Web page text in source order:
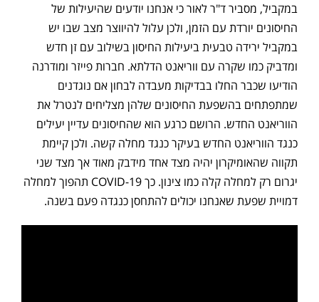
במקביל, מסביר ד"ר לאור כי אנחנו יודעים שהיעילות של
החיסונים יורדת עם הזמן, ולכן עלול להיווצר מצב שבו יש
במקביל ירידה טבעית ביעילות החיסון בשילוב עם זן חדש
ומדביק כמו שקרה עם ווריאנט הדלתא. חברות פייזר ומודרנה
הודיעו שכבר החלו בבדיקות מעבדה לבחון אם נוגדנים
שמתפתחים בהשפעת החיסונים שלהן מצליחים לנטרל את
הווריאנט החדש. הרושם כרגע הוא שהחיסונים עדיין יעילים
כנגד הווריאנט החדש בעיקר כנגד מחלה קשה. ולכן קיימת
תקווה שהאומיקרון יהיה מצד אחד מידבק מאוד אך מצד שני
יגרום רק למחלה קלה כמו צינון. כך COVID-19 תהפוך למחלה
דמויית שפעת שאנחנו יכולים להתחסן כנגדה פעם בשנה.